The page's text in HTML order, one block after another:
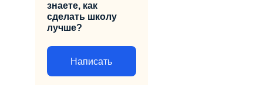
знаете, как
сделать школу
лучше?
Написать